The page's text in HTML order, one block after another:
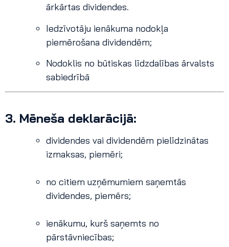
ārkārtas dividendes.
Iedzīvotāju ienākuma nodokļa
piemērošana dividendēm;
Nodoklis no būtiskas līdzdalības ārvalsts
sabiedrībā
3. Mēneša deklarācijā:
dividendes vai dividendēm pielīdzinātas
izmaksas, piemēri;
no citiem uzņēmumiem saņemtās
dividendes, piemērs;
ienākumu, kurš saņemts no
pārstāvniecības;